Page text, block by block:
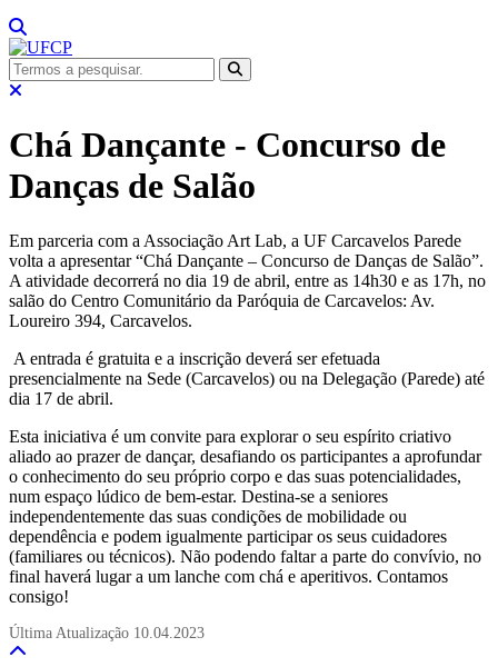
Chá Dançante - Concurso de
Danças de Salão
Em parceria com a Associação Art Lab, a UF Carcavelos Parede
volta a apresentar “Chá Dançante – Concurso de Danças de Salão”.
A atividade decorrerá no dia 19 de abril, entre as 14h30 e as 17h, no
salão do Centro Comunitário da Paróquia de Carcavelos: Av.
Loureiro 394, Carcavelos.
A entrada é gratuita e a inscrição deverá ser efetuada
presencialmente na Sede (Carcavelos) ou na Delegação (Parede) até
dia 17 de abril.
Esta iniciativa é um convite para explorar o seu espírito criativo
aliado ao prazer de dançar, desafiando os participantes a aprofundar
o conhecimento do seu próprio corpo e das suas potencialidades,
num espaço lúdico de bem-estar. Destina-se a seniores
independentemente das suas condições de mobilidade ou
dependência e podem igualmente participar os seus cuidadores
(familiares ou técnicos). Não podendo faltar a parte do convívio, no
final haverá lugar a um lanche com chá e aperitivos. Contamos
consigo!
Última Atualização 10.04.2023